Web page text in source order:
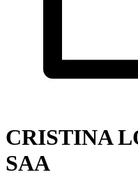
CRISTINA
SAA